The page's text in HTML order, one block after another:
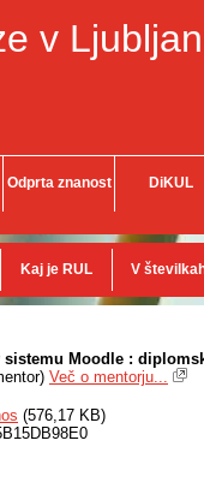
v
Odprta znanost DiKUL
Kaj je RUL V
Moodle :
) Več o mentorju...
(576,17 KB)